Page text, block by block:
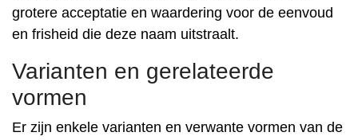
grotere acceptatie en waardering voor de eenvoud
en frisheid die deze naam uitstraalt.
Varianten en gerelateerde
vormen
Er zijn enkele varianten en verwante vormen van de